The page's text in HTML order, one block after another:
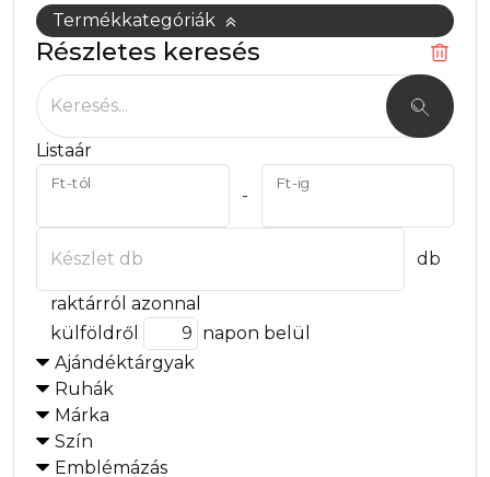
Termékkategóriák
Részletes keresés
Keresés...
Listaár
Ft-tól
-
Ft-ig
Készlet db db
raktárról azonnal
külföldről
napon belül
Ajándéktárgyak
Ruhák
Márka
Szín
Emblémázás